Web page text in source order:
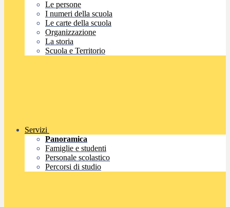
Le persone
I numeri della scuola
Le carte della scuola
Organizzazione
La storia
Scuola e Territorio
Servizi
Panoramica
Famiglie e studenti
Personale scolastico
Percorsi di studio